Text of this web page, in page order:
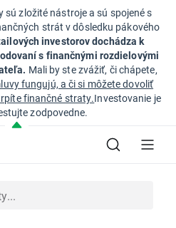
sú zložité nástroje a sú spojené s
strát v dôsledku pákového
investorov dochádza k
s finančnými rozdielovými
Mali by ste zvážiť, či chápete,
fungujú, a či si môžete dovoliť
finančné straty.Investovanie je
zodpovedne.